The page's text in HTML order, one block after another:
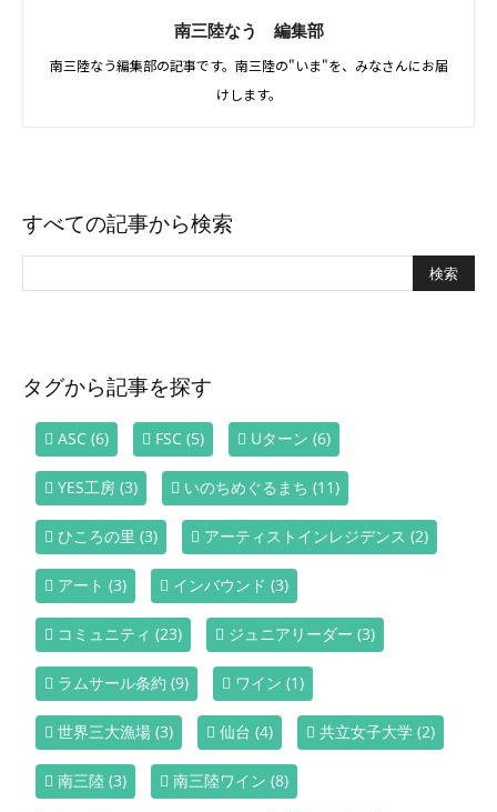
南三陸なう 編集部
南三陸なう編集部の記事です。南三陸の"いま"を、みなさんにお届
けします。
すべての記事から検索
タグから記事を探す
ASC (6) FSC (5) Uターン (6)
YES工房 (3) いのちめぐるまち (11)
ひころの里 (3) アーティストインレジデンス (2)
アート (3) インバウンド (3)
コミュニティ (23) ジュニアリーダー (3)
ラムサール条約 (9) ワイン (1)
世界三大漁場 (3) 仙台 (4) 共立女子大学 (2)
南三陸 (3) 南三陸ワイン (8)